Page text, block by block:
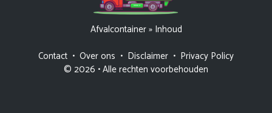
Afvalcontainer» Inhoud
Contact • Over ons • Disclaimer • Privacy Policy
© 2026 • Alle rechten voorbehouden